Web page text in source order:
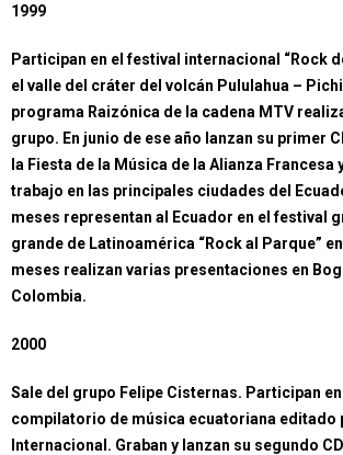
1999
Participan en el festival internacional “Rock
el valle del cráter del volcán Pululahua –
programa Raizónica de la cadena MTV
grupo. En junio de ese año lanzan su primer
la Fiesta de la Música de la Alianza Francesa
trabajo en las principales ciudades del
meses representan al Ecuador en el festival
grande de Latinoamérica “Rock al Parque”
meses realizan varias presentaciones en
Colombia.
2000
Sale del grupo Felipe Cisternas. Participan en
compilatorio de música ecuatoriana editado
Internacional. Graban y lanzan su segundo